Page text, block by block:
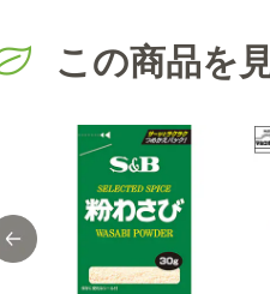
この商品を